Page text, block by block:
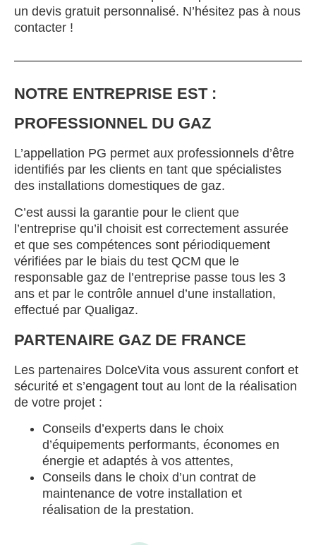
un devis gratuit personnalisé. N’hésitez pas à nous
contacter !
NOTRE ENTREPRISE EST :
PROFESSIONNEL DU GAZ
L’appellation PG permet aux professionnels d’être
identifiés par les clients en tant que spécialistes
des installations domestiques de gaz.
C’est aussi la garantie pour le client que
l’entreprise qu’il choisit est correctement assurée
et que ses compétences sont périodiquement
vérifiées par le biais du test QCM que le
responsable gaz de l’entreprise passe tous les 3
ans et par le contrôle annuel d’une installation,
effectué par Qualigaz.
PARTENAIRE GAZ DE FRANCE
Les partenaires DolceVita vous assurent confort et
sécurité et s’engagent tout au lont de la réalisation
de votre projet :
Conseils d’experts dans le choix
d’équipements performants, économes en
énergie et adaptés à vos attentes,
Conseils dans le choix d’un contrat de
maintenance de votre installation et
réalisation de la prestation.